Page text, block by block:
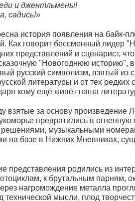
и джентльмены!
садись!»
история появления на байк-
Как говорит бессменный лидер
представлений и сценарист,
"Новогоднюю историю",
русский символизм, взятый из
литературы и от тех
кому ещё живёт наша
взятые за основу произведение
превратились в
решениями, музыкальными
на базе в Нижних Мневниках,
представления родились из
к брутальным
нагромождение металла
мысли, плод